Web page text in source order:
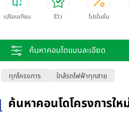
เปรียบเทียบ รีวิว โปรโมชั่น
ค้นหาคอนโดแบบละเอียด
ทุกโครงการ ใกล้รถไฟฟ้าทุกสาย
ค้นหาคอนโดโครงการให